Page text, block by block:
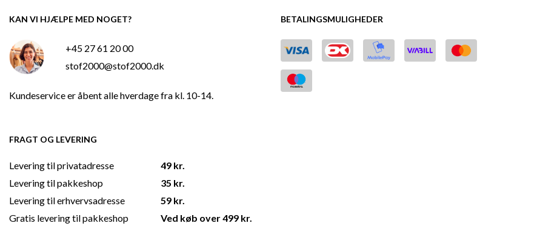
KAN VI HJÆLPE MED NOGET?
+45 27 61 20 00
stof2000@stof2000.dk
Kundeservice er åbent alle hverdage fra kl. 10-14.
BETALINGSMULIGHEDER
FRAGT OG LEVERING
Levering til privatadresse
Levering til pakkeshop
Levering til erhvervsadresse
Gratis levering til pakkeshop
49 kr.
35 kr.
59 kr.
Ved køb over 499 kr.